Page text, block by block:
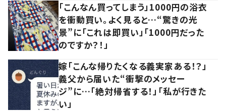
「こんなん買ってしまう」1000円の浴衣
を衝動買い。よく見ると…“驚きの光
景”に「これは即買い」「1000円だった
のですか？！」
嫁「こんな帰りたくなる義実家ある！？」
義父から届いた“衝撃のメッセー
ジ”に…「絶対帰省する！」「私が行きた
い」